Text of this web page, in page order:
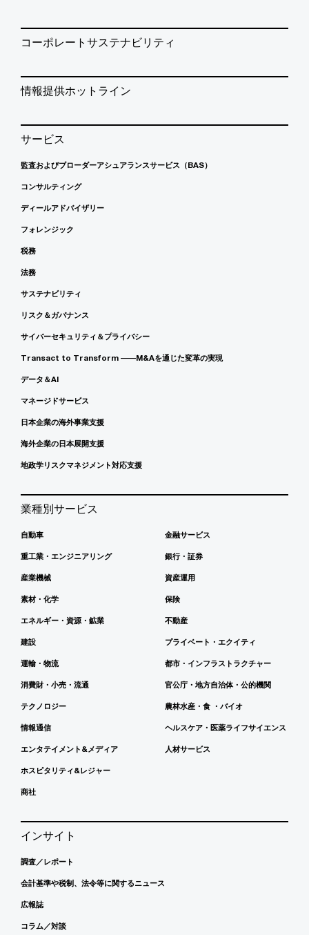
コーポレートサステナビリティ
情報提供ホットライン
サービス
監査およびブローダーアシュアランスサービス（BAS）
コンサルティング
ディールアドバイザリー
フォレンジック
税務
法務
サステナビリティ
リスク＆ガバナンス
サイバーセキュリティ＆プライバシー
Transact to Transform ――M&Aを通じた変革の実現
データ＆AI
マネージドサービス
日本企業の海外事業支援
海外企業の日本展開支援
地政学リスクマネジメント対応支援
業種別サービス
自動車
重工業・エンジニアリング
産業機械
素材・化学
エネルギー・資源・鉱業
建設
運輸・物流
消費財・小売・流通
テクノロジー
情報通信
エンタテイメント&メディア
ホスピタリティ&レジャー
商社
金融サービス
銀行・証券
資産運用
保険
不動産
プライベート・エクイティ
都市・インフラストラクチャー
官公庁・地方自治体・公的機関
農林水産・食 ・バイオ
ヘルスケア・医薬ライフサイエンス
人材サービス
インサイト
調査／レポート
会計基準や税制、法令等に関するニュース
広報誌
コラム／対談